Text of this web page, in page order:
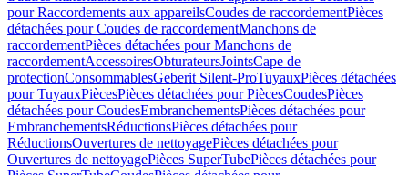
pour Raccordements aux appareilsCoudes de raccordementPièces
détachées pour Coudes de raccordementManchons de
raccordementPièces détachées pour Manchons de
raccordementAccessoiresObturateursJointsCape de
protectionConsommablesGeberit Silent-ProTuyauxPièces détachées
pour TuyauxPiècesPièces détachées pour PiècesCoudesPièces
détachées pour CoudesEmbranchementsPièces détachées pour
EmbranchementsRéductionsPièces détachées pour
RéductionsOuvertures de nettoyagePièces détachées pour
Ouvertures de nettoyagePièces SuperTubePièces détachées pour